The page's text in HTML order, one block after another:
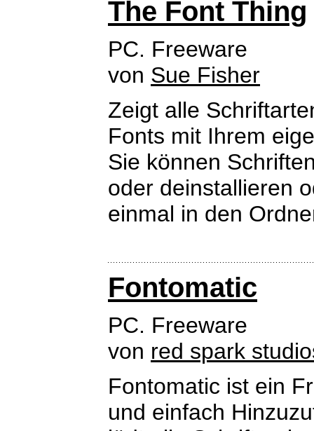
The Font Thing
PC. Freeware
von Sue Fisher
Zeigt alle
Fonts mit Ihrem
Sie können
oder deinstallieren
einmal in den
Fontomatic
PC. Freeware
von red spark
Fontomatic ist ein
und einfach